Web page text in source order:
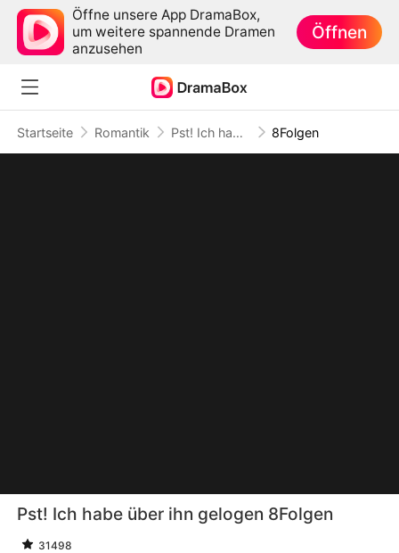
Öffne unsere App DramaBox,
um weitere spannende Dramen
anzusehen
Öffnen
Startseite Romantik Pst! Ich habe über ihn gelogen 8Folgen
Pst! Ich habe über ihn gelogen 8Folgen
31498